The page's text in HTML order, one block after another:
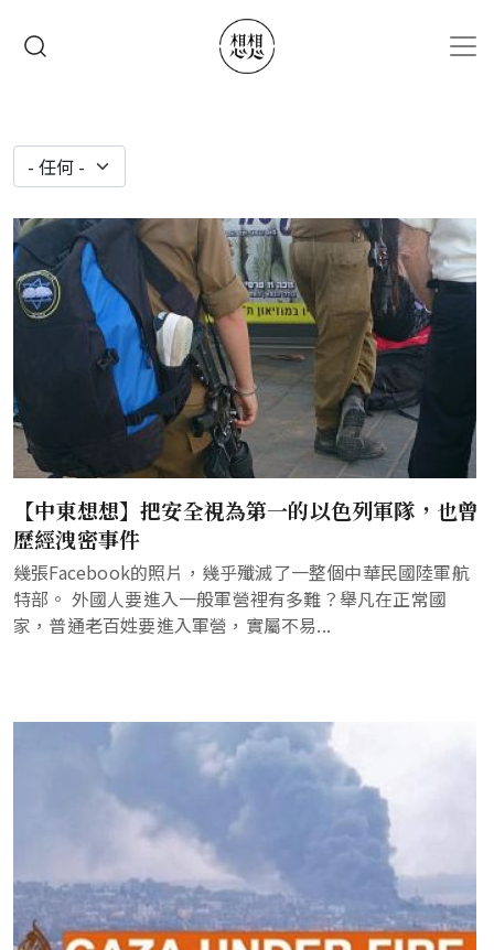
【中東想想】把安全視為第一的以色列軍隊，也曾
歷經洩密事件
幾張Facebook的照片，幾乎殲滅了一整個中華民國陸軍航
特部。 外國人要進入一般軍營裡有多難？舉凡在正常國
家，普通老百姓要進入軍營，實屬不易...